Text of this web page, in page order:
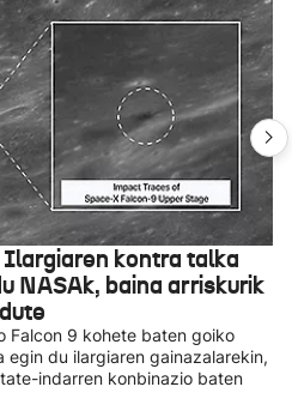
kontra talka
NASAk, baina arriskurik
Falcon 9 kohete baten goiko
du ilargiaren gainazalarekin,
indarren konbinazio baten